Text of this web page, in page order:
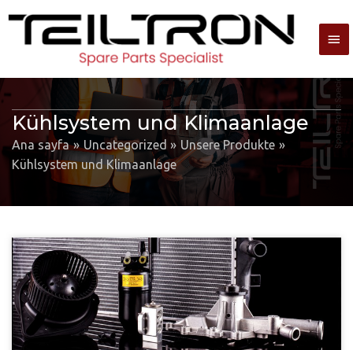
Ana
Kühlsystem und Klimaanlage
Ana sayfa Uncategorized
Unsere Produkte
Kühlsystem und Klimaanlage